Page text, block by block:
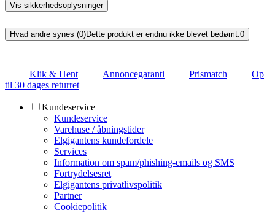
Vis sikkerhedsoplysninger
Hvad andre synes (0)Dette produkt er endnu ikke blevet bedømt.0
Klik & Hent Annoncegaranti Prismatch
Op
til 30 dages returret
Kundeservice
Kundeservice
Varehuse / åbningstider
Elgigantens kundefordele
Services
Information om spam/phishing-emails og SMS
Fortrydelsesret
Elgigantens privatlivspolitik
Partner
Cookiepolitik